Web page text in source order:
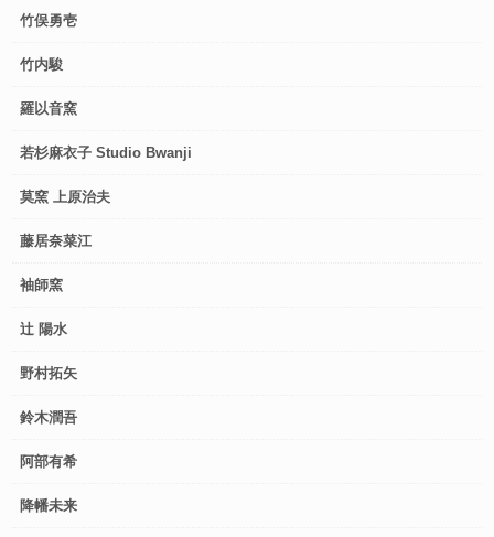
竹俣勇壱
竹内駿
羅以音窯
若杉麻衣子 Studio Bwanji
莫窯 上原治夫
藤居奈菜江
袖師窯
辻 陽水
野村拓矢
鈴木潤吾
阿部有希
降幡未来